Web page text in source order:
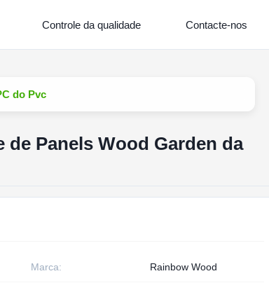
Controle da qualidade Contacte-nos
do Pvc
Panels Wood Garden da
Marca: Rainbow Wood